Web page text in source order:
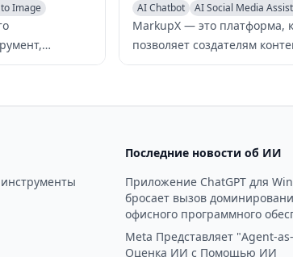
Image
для видео,
AI Chatbot AI Social Media
MarkupX — это платформа,
позволяет создателям
запускать и развивать
всего за 10 недель.
Последние новости об ИИ
Приложение ChatGPT для
бросает вызов
офисного программного
Meta Представляет "Agent-
Оценка ИИ с Помощью ИИ